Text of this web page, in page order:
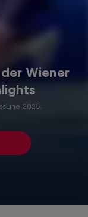
Wiener
2025.